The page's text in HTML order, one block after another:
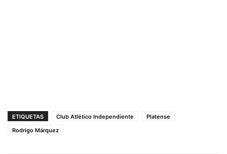
ETIQUETAS Club Atlético Independiente
Platense
Rodrigo Márquez